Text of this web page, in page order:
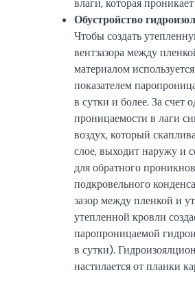
Обустройство
Чтобы создать
вентзазора между
материалом
показателем
в сутки и более. За счет
проницаемости в лаги
воздух, который
слое, выходит наружу и
для обратного
подкровельного
зазор между пленкой и
утепленной кровли
паропроницаемой
в сутки).
настилается от планки